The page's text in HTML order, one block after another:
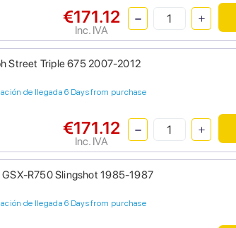
€171.12
Inc. IVA
Street Triple 675 2007-2012
de llegada 6 Days from purchase
€171.12
Inc. IVA
GSX-R750 Slingshot 1985-1987
de llegada 6 Days from purchase